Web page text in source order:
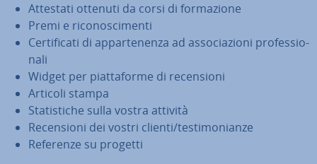
Attestati ottenuti da corsi di for­ma­zio­ne
Premi e ri­co­no­sci­men­ti
Cer­ti­fi­ca­ti di ap­par­te­nen­za ad as­so­cia­zio­ni pro­fes­sio­
na­li
Widget per piat­ta­for­me di re­cen­sio­ni
Articoli stampa
Sta­ti­sti­che sulla vostra attività
Re­cen­sio­ni dei vostri clienti/te­sti­mo­nian­ze
Referenze su progetti